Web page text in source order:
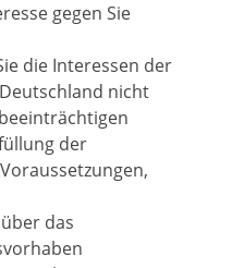
gegen Sie
die Interessen der
nicht
der
das